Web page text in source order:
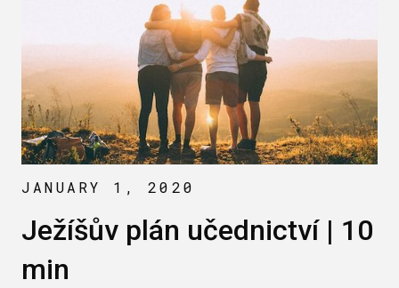
JANUARY 1, 2020
Ježíšův plán učednictví | 10
min